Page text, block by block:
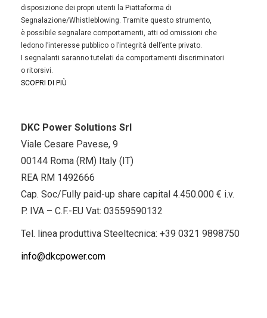
disposizione dei propri utenti la Piattaforma di
Segnalazione/Whistleblowing. Tramite questo strumento,
è possibile segnalare comportamenti, atti od omissioni che
ledono l’interesse pubblico o l’integrità dell’ente privato.
I segnalanti saranno tutelati da comportamenti discriminatori
o ritorsivi.
SCOPRI DI PIÙ
DKC Power Solutions Srl
Viale Cesare Pavese, 9
00144 Roma (RM) Italy (IT)
REA RM 1492666
Cap. Soc/Fully paid-up share capital 4.450.000 € i.v.
P. IVA – C.F.-EU Vat: 03559590132
Tel. linea produttiva Steeltecnica: +39 0321 9898750
info@dkcpower.com